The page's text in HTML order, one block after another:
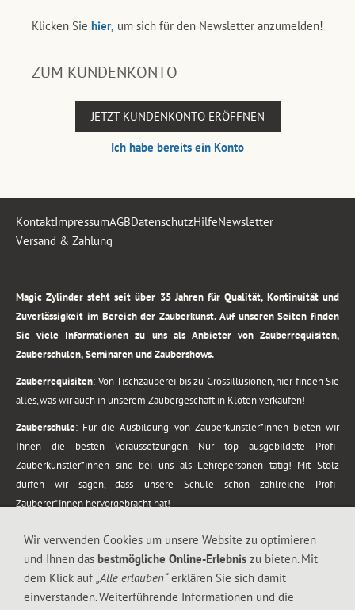
Klicken Sie hier, um sich für den Newsletter anzumelden!
ZUM KUNDENKONTO
JETZT KUNDENKONTO ERÖFFNEN
Ich habe bereits ein Konto
KontaktImpressumAGBDatenschutzHilfeNewsletter
Versand & Zahlung
Magic Zylinder steht seit über 35 Jahren für Qualität, Kontinuität und
Zuverlässigkeit im Bereich der Zauberkunst. Auf unseren Seiten finden
Sie viele Informationen zu uns als Anbieter von Zauberrequisiten,
Zauberschulen, Seminaren und Zaubershows.
Zauberrequisiten: Von Tischzauberei bis zu Grossillusionen, hier finden Sie
alles, was wir auch in unserem Zaubergeschäft in Kloten verkaufen!
Zauberschule: Für die Ausbildung von Zauberkünstler*innen bieten wir
Ihnen die besten Voraussetzungen. Nur top ausgebildete Profi-
Zauberkünstler*innen sind bei uns als Lehrepersonen tätig! Mit Stolz
dürfen wir sagen, dass unsere Schule schon zahlreiche Profi-
Zauberer*innen hervorgebracht hat!
vom Kinderprogramm bis zur Tischzauberei. Lassen Sie sich faszinieren von
meiner Zauber-Sprech-Show, angerührt mit sprachlichen Sequenzen,
gewürzt mit Gags und visuellen Illusionen wie Kaninchen, Vasen, Seilen,
Wir verwenden Cookies um unsere Website zu optimieren
und Ihnen das bestmögliche Online-Erlebnis zu bieten. Mit
dem Klick auf „Alle erlauben“erklären Sie sich damit
einverstanden. Weiterführende Informationen und die